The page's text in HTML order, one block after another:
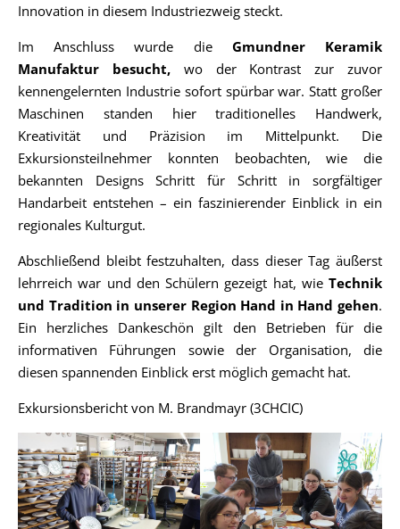
Innovation in diesem Industriezweig steckt.
Im Anschluss wurde die Gmundner Keramik
Manufaktur besucht,wo der Kontrast zur zuvor
kennengelernten Industrie sofort spürbar war. Statt großer
Maschinen standen hier traditionelles Handwerk,
Kreativität und Präzision im Mittelpunkt. Die
Exkursionsteilnehmer konnten beobachten, wie die
bekannten Designs Schritt für Schritt in sorgfältiger
Handarbeit entstehen – ein faszinierender Einblick in ein
regionales Kulturgut.
Abschließend bleibt festzuhalten, dass dieser Tag äußerst
lehrreich war und den Schülern gezeigt hat, wie Technik
und Tradition in unserer Region Hand in Hand gehen.
Ein herzliches Dankeschön gilt den Betrieben für die
informativen Führungen sowie der Organisation, die
diesen spannenden Einblick erst möglich gemacht hat.
Exkursionsbericht von M. Brandmayr (3CHCIC)